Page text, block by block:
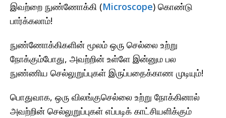
இவற்றை நுண்ணோக்கி (Microscope) கொண்டு
பார்க்கலாம்!
நுண்ணோக்கிகளின் மூலம் ஒரு செல்லை உற்று
நோக்கும்போது, அவற்றின் உள்ளே இன்னும பல
நுண்ணிய செல்லுறுப்புகள் இருப்பதைக்காண முடியும்!
பொதுவாக, ஒரு விலங்குசெல்லை உற்று நோக்கினால்
அவற்றின் செல்லுறுப்புகள் எப்படிக் காட்சியளிக்கும்